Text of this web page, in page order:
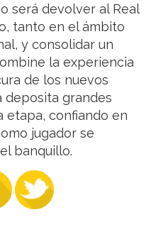
será devolver al Real
tanto en el ámbito
y consolidar un
la experiencia
de los nuevos
deposita grandes
etapa, confiando en
jugador se
banquillo.